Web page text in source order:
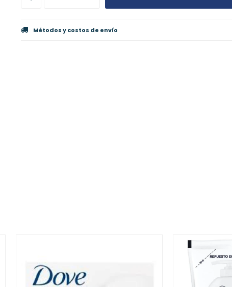
Métodos y costos de envío